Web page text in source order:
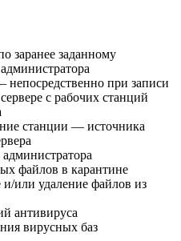
заранее заданному
непосредственно при записи
с рабочих станций
станции — источника
файлов в карантине
или удаление файлов из
антивируса
вирусных баз